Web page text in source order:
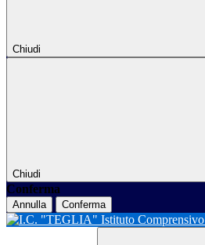
Chiudi
Chiudi
Conferma
Annulla Conferma
Istituto Comprensivo